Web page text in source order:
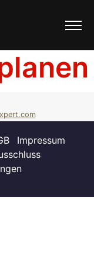
Impressum